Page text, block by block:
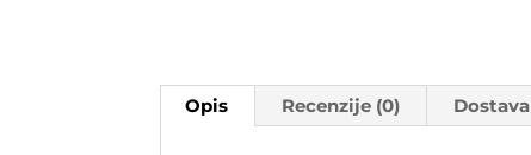
Opis Recenzije (0) Dostava